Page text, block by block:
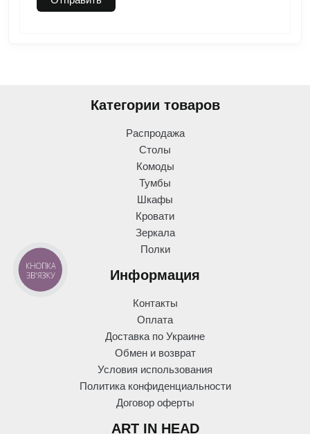
Категории товаров
Распродажа
Столы
Комоды
Тумбы
Шкафы
Кровати
Зеркала
Полки
Информация
Контакты
Оплата
Доставка по Украине
Обмен и возврат
Условия использования
Политика конфиденциальности
Договор оферты
ART IN HEAD
КНОПКА
ЗВ'ЯЗКУ